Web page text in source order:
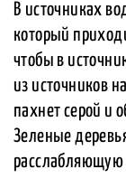
В источниках
который
чтобы в
из источников
пахнет серой и
Зеленые
расслабляющую